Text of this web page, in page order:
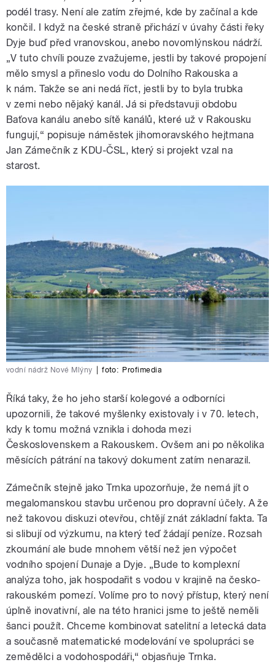
podél trasy. Není ale zatím zřejmé, kde by začínal a kde
končil. I když na české straně přichází v úvahy části řeky
Dyje buď před vranovskou, anebo novomlýnskou nádrží.
„V tuto chvíli pouze zvažujeme, jestli by takové propojení
mělo smysl a přineslo vodu do Dolního Rakouska a
k nám. Takže se ani nedá říct, jestli by to byla trubka
v zemi nebo nějaký kanál. Já si představuji obdobu
Baťova kanálu anebo sítě kanálů, které už v Rakousku
fungují,“ popisuje náměstek jihomoravského hejtmana
Jan Zámečník z KDU-ČSL, který si projekt vzal na
starost.
vodní nádrž Nové Mlýny foto: Profimedia
Říká taky, že ho jeho starší kolegové a odborníci
upozornili, že takové myšlenky existovaly i v 70. letech,
kdy k tomu možná vznikla i dohoda mezi
Československem a Rakouskem. Ovšem ani po několika
měsících pátrání na takový dokument zatím nenarazil.
Zámečník stejně jako Trnka upozorňuje, že nemá jít o
megalomanskou stavbu určenou pro dopravní účely. A že
než takovou diskuzi otevřou, chtějí znát základní fakta. Ta
si slibují od výzkumu, na který teď žádají peníze. Rozsah
zkoumání ale bude mnohem větší než jen výpočet
vodního spojení Dunaje a Dyje. „Bude to komplexní
analýza toho, jak hospodařit s vodou v krajině na česko-
rakouském pomezí. Volíme pro to nový přístup, který není
úplně inovativní, ale na této hranici jsme to ještě neměli
šanci použít. Chceme kombinovat satelitní a letecká data
a současně matematické modelování ve spolupráci se
zemědělci a vodohospodáři,“ objasňuje Trnka.